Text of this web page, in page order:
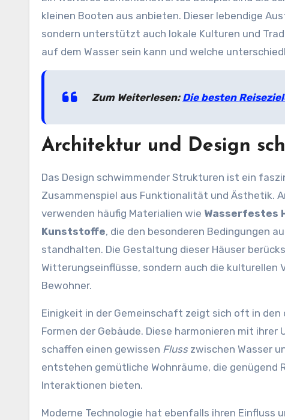
kleinen Booten aus anbieten. Dieser lebendige
sondern unterstützt auch lokale Kulturen und
auf dem Wasser sein kann und welche
Zum Weiterlesen: Die besten
Architektur und Design
Das Design schwimmender Strukturen ist ein
Zusammenspiel aus Funktionalität und Ästhetik.
verwenden häufig Materialien wie Wasserfestes
Kunststoffe, die den besonderen Bedingungen
standhalten. Die Gestaltung dieser Häuser
Witterungseinflüsse, sondern auch die kulturellen
Bewohner.
Einigkeit in der Gemeinschaft zeigt sich oft in den
Formen der Gebäude. Diese harmonieren mit ihrer
schaffen einen gewissen Flusszwischen Wasser
entstehen gemütliche Wohnräume, die genügend
Interaktionen bieten.
Moderne Technologie hat ebenfalls ihren Einfluss